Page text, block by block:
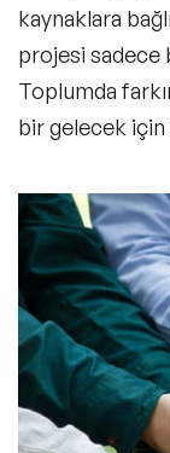
kaynaklara
projesi sadece
Toplumda
bir gelecek